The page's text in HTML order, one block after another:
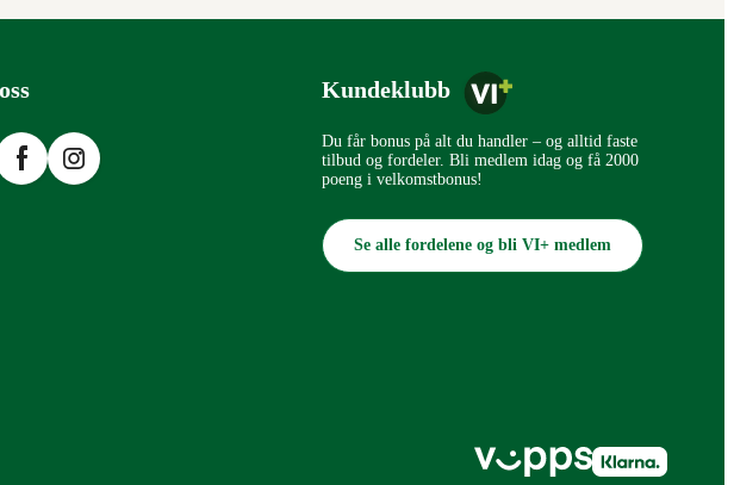
FacebookInstagram
Kundeklubb
Du får bonus på alt du handler – og alltid faste
tilbud og fordeler. Bli medlem idag og få 2000
poeng i velkomstbonus!
Se alle fordelene og bli VI+ medlem